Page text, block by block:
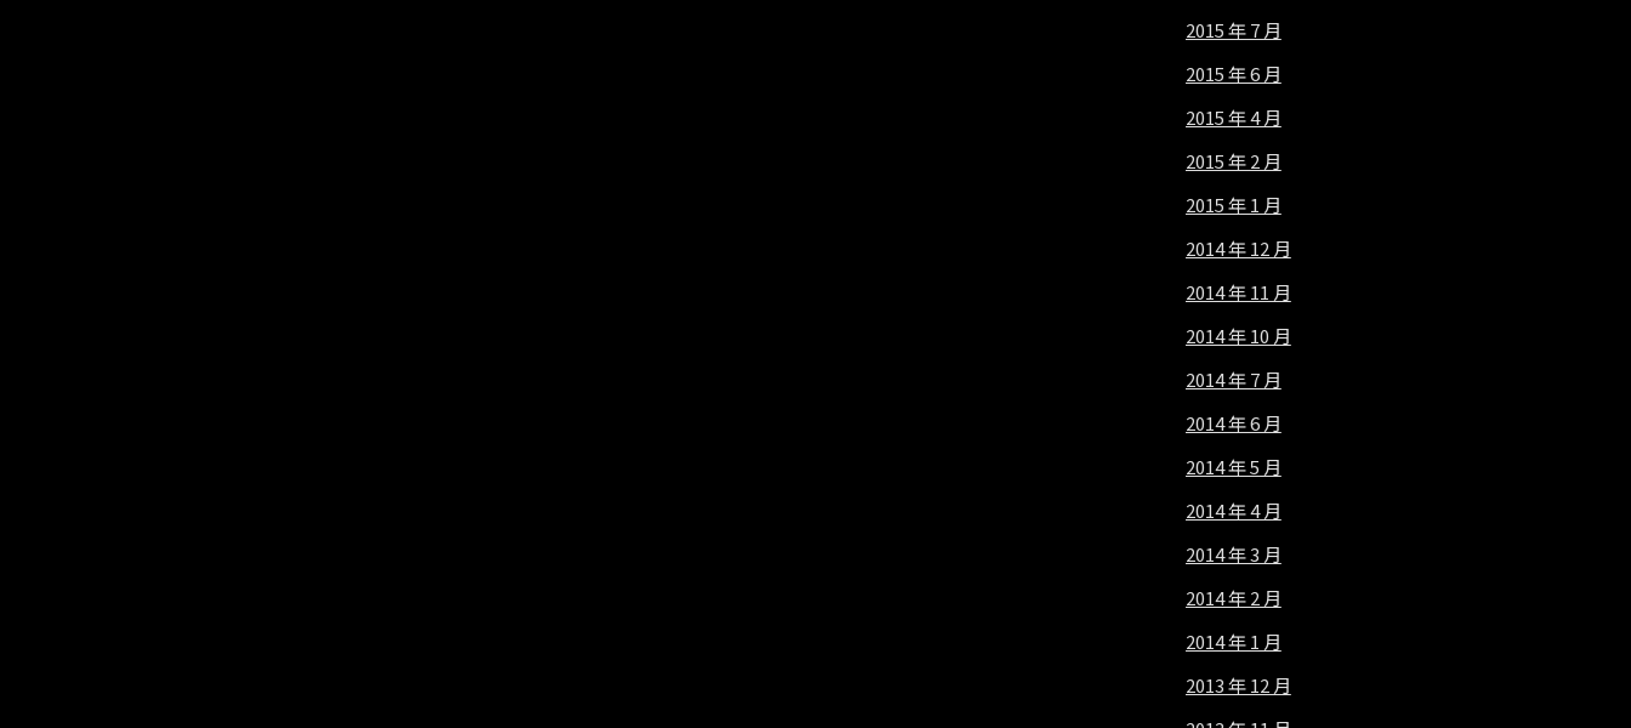
2015 年 7 月
2015 年 6 月
2015 年 4 月
2015 年 2 月
2015 年 1 月
2014 年 12 月
2014 年 11 月
2014 年 10 月
2014 年 7 月
2014 年 6 月
2014 年 5 月
2014 年 4 月
2014 年 3 月
2014 年 2 月
2014 年 1 月
2013 年 12 月